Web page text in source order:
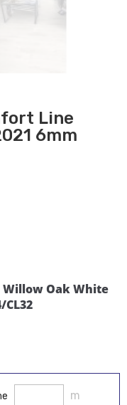
Line
6mm
Willow Oak White
CL32
m